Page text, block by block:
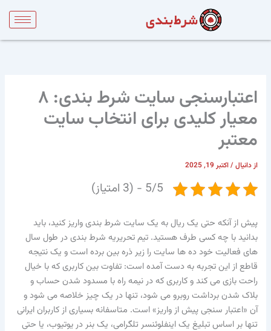
اعتبارسنجی سایت شرط بندی: ۸
معیار کلیدی برای انتخاب سایت
معتبر
ازدانیال /اکتبر 19, 2025
5/5 - (3 امتیاز)
پیش از آنکه حتی یک ریال به یک سایت شرط بندی واریز کنید، باید
بدانید با چه کسی طرف هستید. تیم تحریریه شرط بندی در طول سال
های فعالیت خود ده ها سایت را زیر ذره بین برده است و یک نتیجه
قاطع از این تجربه به دست آمده است: تفاوت بین کاربری که با خیال
راحت بازی می کند و کاربری که در نیمه راه با مسدود شدن حساب و
بلاک شدن برداشت روبرو می شود، تنها در یک چیز خلاصه می شود و
آن «اعتبار سنجی پیش از واریز» است. متاسفانه بسیاری از کاربران ایرانی
تنها بر اساس تبلیغ یک اینفلوئنسر تلگرامی، یک بنر در یوتیوب، یا حتی